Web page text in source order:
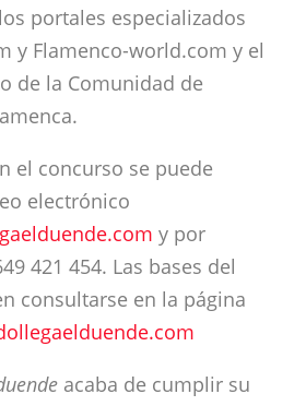
portales especializados
y Flamenco-world.com y el
de la Comunidad de
el concurso se puede
electrónico
y por
421 454. Las bases del
consultarse en la página
acaba de cumplir su